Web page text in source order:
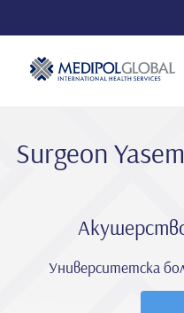
Surgeon
Университетска